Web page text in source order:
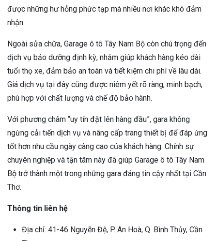
được những hư hỏng phức tạp mà nhiều nơi khác khó đảm
nhận.
Ngoài sửa chữa, Garage ô tô Tây Nam Bộ còn chú trọng đến
dịch vụ bảo dưỡng định kỳ, nhằm giúp khách hàng kéo dài
tuổi thọ xe, đảm bảo an toàn và tiết kiệm chi phí về lâu dài.
Giá dịch vụ tại đây cũng được niêm yết rõ ràng, minh bạch,
phù hợp với chất lượng và chế độ bảo hành.
Với phương châm “uy tín đặt lên hàng đầu”, gara không
ngừng cải tiến dịch vụ và nâng cấp trang thiết bị để đáp ứng
tốt hơn nhu cầu ngày càng cao của khách hàng. Chính sự
chuyên nghiệp và tận tâm này đã giúp Garage ô tô Tây Nam
Bộ trở thành một trong những gara đáng tin cậy nhất tại Cần
Thơ.
Thông tin liên hệ
Địa chỉ: 41-46 Nguyễn Đệ, P. An Hoà, Q. Bình Thủy, Cần